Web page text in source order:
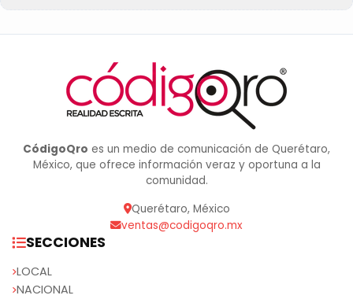
CódigoQro es un medio de comunicación de Querétaro,
México, que ofrece información veraz y oportuna a la
comunidad.
Querétaro, México
ventas@codigoqro.mx
SECCIONES
LOCAL
NACIONAL